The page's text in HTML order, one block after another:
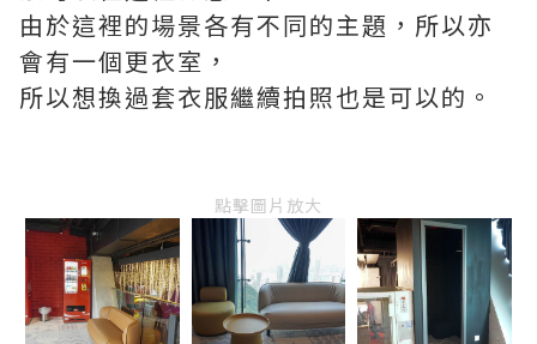
由於這裡的場景各有不同的主題，所以亦
會有一個更衣室，
所以想換過套衣服繼續拍照也是可以的。
點擊圖片放大